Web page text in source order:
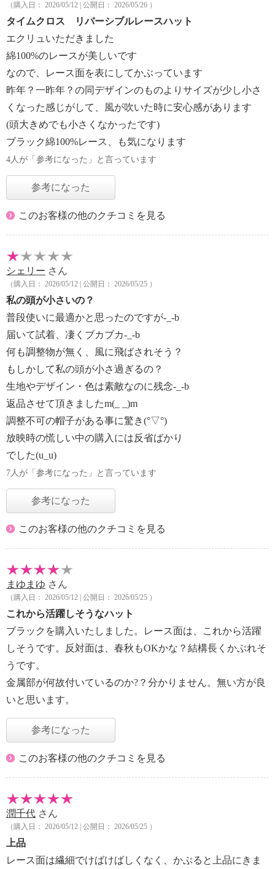
（購入日： 2026/05/12 | 公開日： 2026/05/26 ）
タイムクロス リバーシブルレースハット
エクリュいただきました
綿100%のレースが美しいです
なので、レース面を表にしてかぶっています
昨年？一昨年？の同デザインのものよりサイズが少し小さ
くなった感じがして、風が吹いた時に安心感があります
(頭大きめでも小さくなかったです)
ブラック綿100%レース、も気になります
4人が「参考になった」と言っています
参考になった
このお客様の他のクチコミを見る
シェリー さん
（購入日： 2026/05/12 | 公開日： 2026/05/25 ）
私の頭が小さいの？
普段使いに最適かと思ったのですが-_-b
届いて試着、凄くブカブカ-_-b
何も調整物が無く、風に飛ばされそう？
もしかして私の頭が小さ過ぎるの？
生地やデザイン・色は素敵なのに残念-_-b
返品させて頂きましたm(_ _)m
調整不可の帽子がある事に驚き(°▽°)
放映時の慌しい中の購入には反省ばかり
でした(u_u)
7人が「参考になった」と言っています
参考になった
このお客様の他のクチコミを見る
まゆまゆ さん
（購入日： 2026/05/12 | 公開日： 2026/05/25 ）
これから活躍しそうなハット
ブラックを購入いたしました。レース面は、これから活躍
しそうです。反対面は、春秋もOKかな？結構長くかぶれそ
うです。
金属部が何故付いているのか?？分かりません。無い方が良
いと思います。
参考になった
このお客様の他のクチコミを見る
潤千代 さん
（購入日： 2026/05/12 | 公開日： 2026/05/25 ）
上品
レース面は繊細でけばけばしくなく、かぶると上品にきま